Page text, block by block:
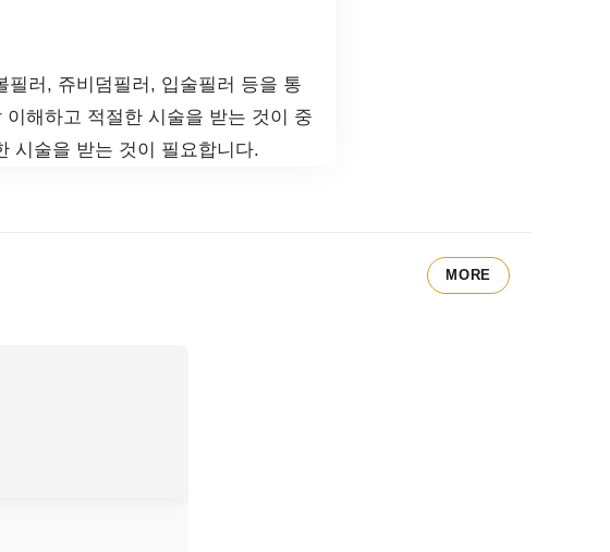
러, 쥬비덤필러, 입술필러 등을 통
해하고 적절한 시술을 받는 것이 중
시술을 받는 것이 필요합니다.
MORE